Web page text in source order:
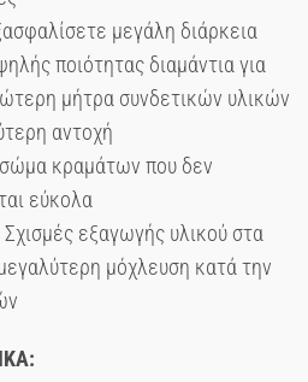
μεγάλη διάρκεια
ποιότητας διαμάντια για
μήτρα συνδετικών υλικών
αντοχή
κραμάτων που δεν
εύκολα
εξαγωγής υλικού στα
μόχλευση κατά την